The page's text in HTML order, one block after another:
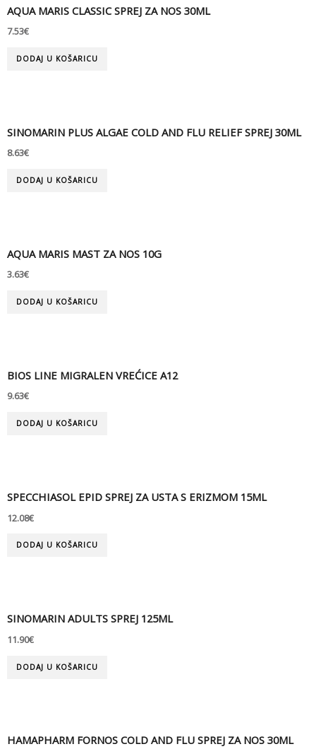
AQUA MARIS CLASSIC SPREJ ZA NOS 30ML
7.53€
DODAJ U KOŠARICU
SINOMARIN PLUS ALGAE COLD AND FLU RELIEF SPREJ 30ML
8.63€
DODAJ U KOŠARICU
AQUA MARIS MAST ZA NOS 10G
3.63€
DODAJ U KOŠARICU
BIOS LINE MIGRALEN VREĆICE A12
9.63€
DODAJ U KOŠARICU
SPECCHIASOL EPID SPREJ ZA USTA S ERIZMOM 15ML
12.08€
DODAJ U KOŠARICU
SINOMARIN ADULTS SPREJ 125ML
11.90€
DODAJ U KOŠARICU
HAMAPHARM FORNOS COLD AND FLU SPREJ ZA NOS 30ML